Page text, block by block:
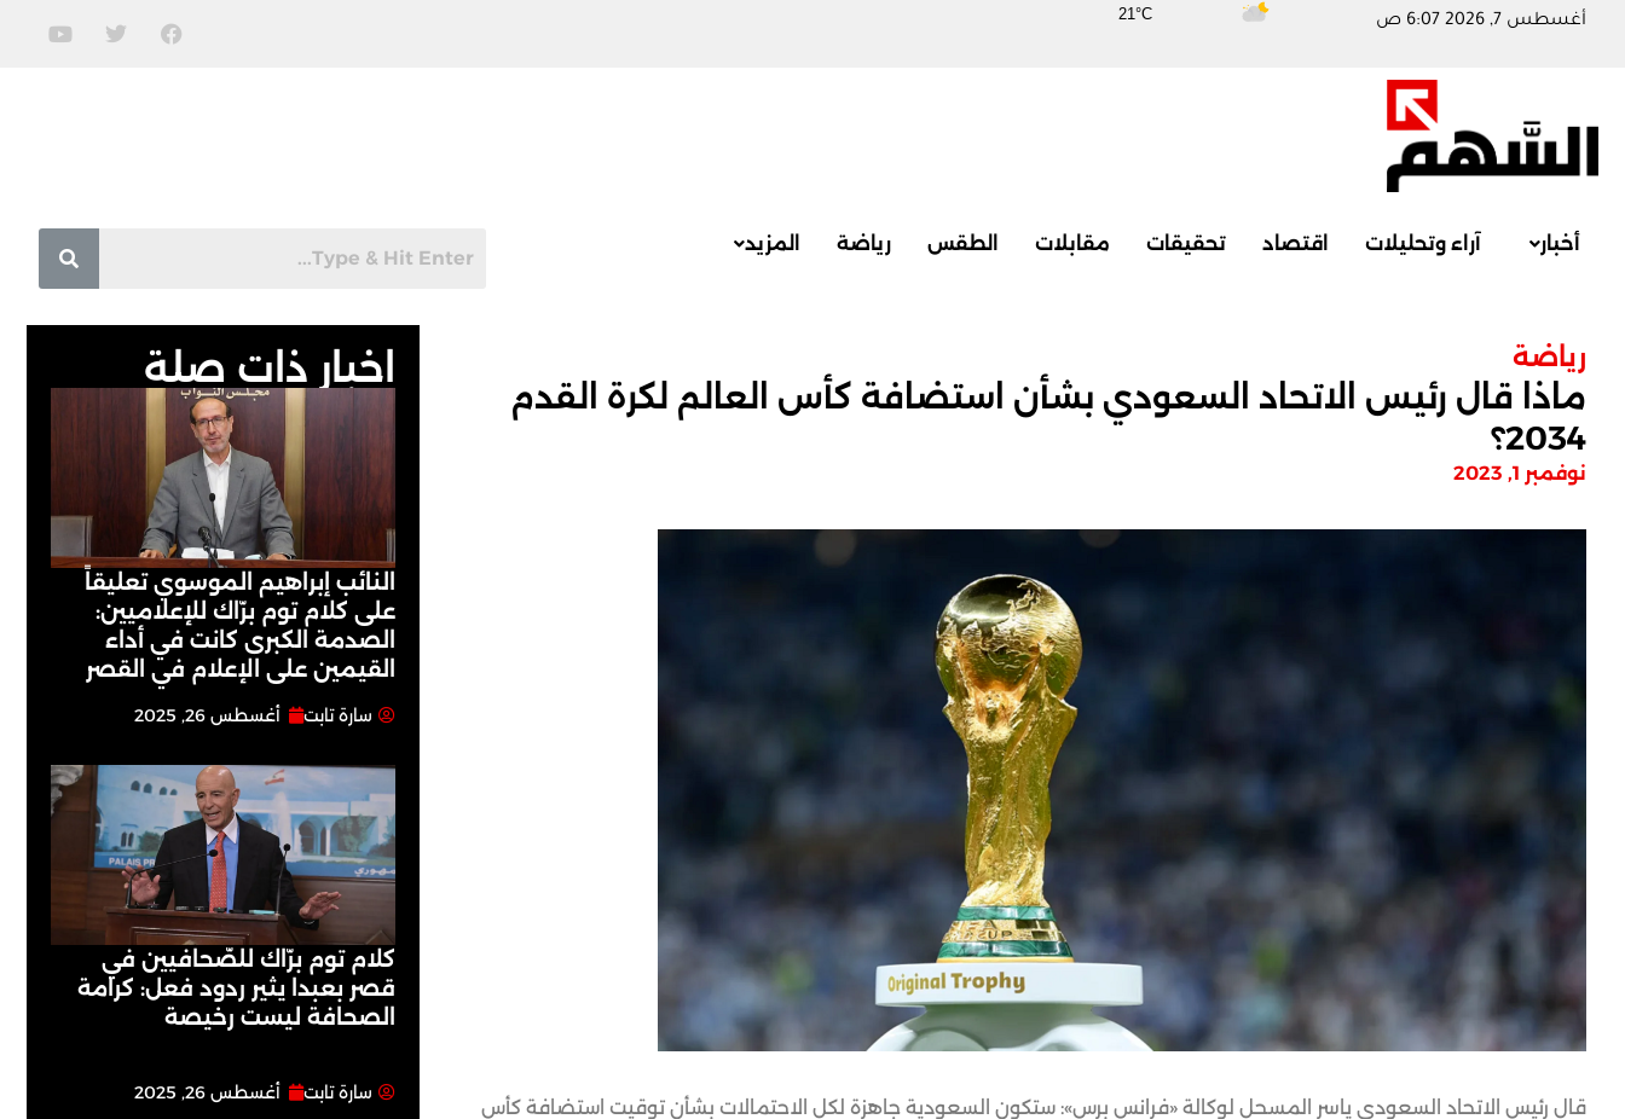
21°C أغسطس 7, 2026 6:07 ص
أخبار آراء وتحليلات اقتصاد تحقيقات مقابلات الطقس رياضة المزيد
اخبار ذات صلة
النائب إبراهيم الموسوي تعليقاً
على كلام توم برّاك للإعلاميين:
الصدمة الكبرى كانت في أداء
القيمين على ‏الإعلام في القصر
سارة تابت أغسطس 26, 2025
كلام توم برّاك للصّحافيين في
قصر بعبدا يثير ردود فعل: كرامة
الصحافة ليست رخيصة
سارة تابت أغسطس 26, 2025
رياضة
ماذا قال رئيس الاتحاد السعودي بشأن استضافة كأس العالم لكرة القدم
2034؟
نوفمبر 1, 2023
قال رئيس الاتحاد السعودي ياسر المسحل لوكالة «فرانس برس»: ستكون السعودية جاهزة لكل الاحتمالات بشأن توقيت استضافة كأس